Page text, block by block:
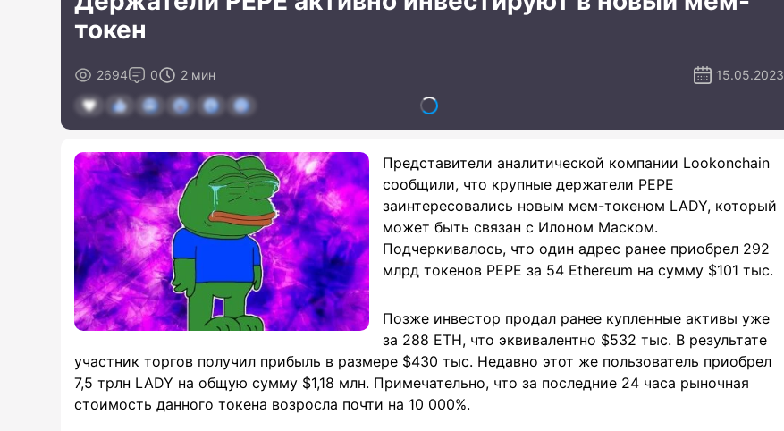
токен
2694 0 2 мин 15.05.2023
Представители аналитической компании Lookonchain
сообщили, что крупные держатели PEPE
заинтересовались новым мем-токеном LADY, который
может быть связан с Илоном Маском.
Подчеркивалось, что один адрес ранее приобрел 292
млрд токенов PEPE за 54 Ethereum на сумму $101 тыс.
Позже инвестор продал ранее купленные активы уже
за 288 ETH, что эквивалентно $532 тыс. В результате
участник торгов получил прибыль в размере $430 тыс. Недавно этот же пользователь приобрел
7,5 трлн LADY на общую сумму $1,18 млн. Примечательно, что за последние 24 часа рыночная
стоимость данного токена возросла почти на 10 000%.